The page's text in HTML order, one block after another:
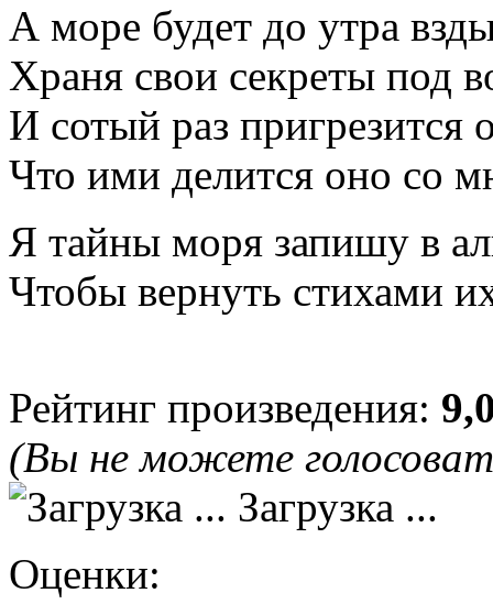
А море будет до утра
Храня свои секреты под
И сотый раз пригрезится
Что ими делится оно со
Я тайны моря запишу в
Чтобы вернуть стихами
Рейтинг произведения:
(Вы не можете
Загрузка ...
Оценки: